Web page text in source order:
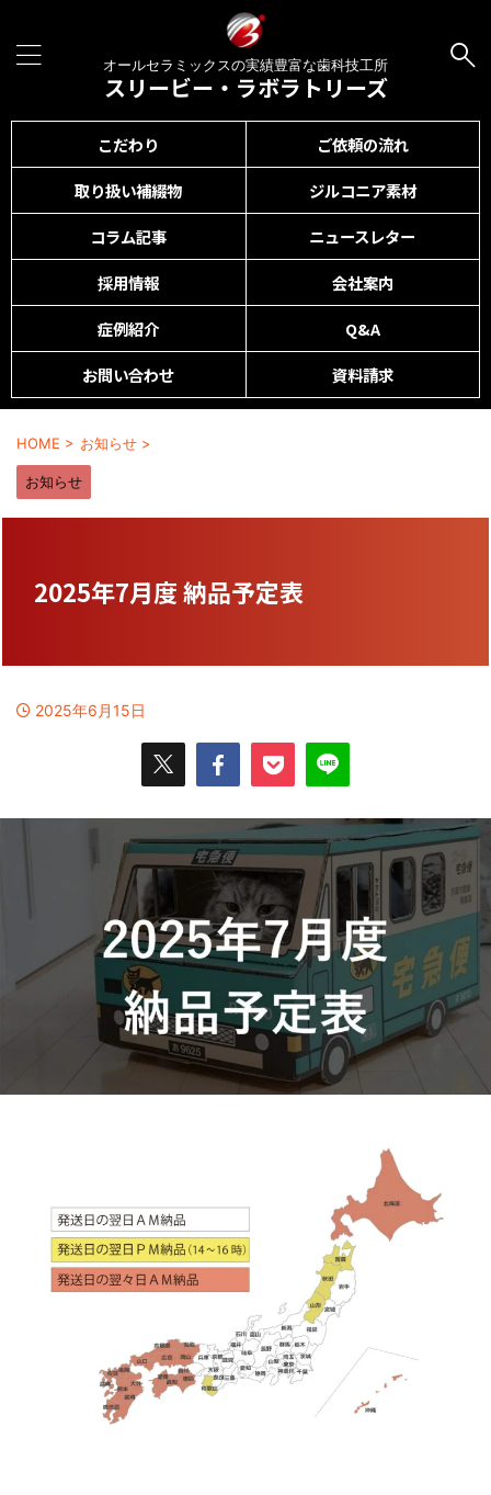
オールセラミックスの実績豊富な歯科技工所
スリービー・ラボラトリーズ
こだわり
ご依頼の流れ
取り扱い補綴物
ジルコニア素材
コラム記事
ニュースレター
採用情報
会社案内
症例紹介
Q&A
お問い合わせ
資料請求
HOME > お知らせ >
お知らせ
2025年7月度 納品予定表
2025年6月15日